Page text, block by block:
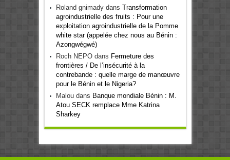
Roland gnimadydans Transformation
agroindustrielle des fruits : Pour une
exploitation agroindustrielle de la Pomme
white star (appelée chez nous au Bénin :
Azongwégwé)
Roch NEPOdans Fermeture des
frontières / De l’insécurité à la
contrebande : quelle marge de manœuvre
pour le Bénin et le Nigeria?
Maloudans Banque mondiale Bénin : M.
Atou SECK remplace Mme Katrina
Sharkey